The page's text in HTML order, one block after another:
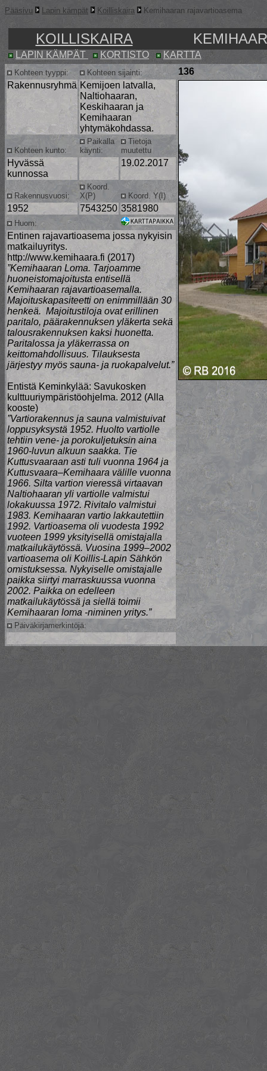
Pääsivu Lapin kämpät Koilliskaira Kemihaaran rajavartioasema
KOILLISKAIRA
LAPIN KÄMPÄT KORTISTO KARTTA
Kohteen tyyppi: Kohteen sijainti:
136
Rakennusryhmä Kemijoen latvalla,
Naltiohaaran,
Keskihaaran ja
Kemihaaran
yhtymäkohdassa.
Kohteen kunto:
Paikalla
käynti:
Tietoja
muutettu
Hyvässä
kunnossa
19.02.2017
Rakennusvuosi:
Koord.
X(P)
Koord. Y(I)
1952 7543250 3581980
Huom:
Entinen rajavartioasema jossa nykyisin
matkailuyritys.
http://www.kemihaara.fi (2017)
”Kemihaaran Loma. Tarjoamme
huoneistomajoitusta entisellä
Kemihaaran rajavartioasemalla.
Majoituskapasiteetti on enimmillään 30
henkeä. Majoitustiloja ovat erillinen
paritalo, päärakennuksen yläkerta sekä
talousrakennuksen kaksi huonetta.
Paritalossa ja yläkerrassa on
keittomahdollisuus. Tilauksesta
järjestyy myös sauna- ja ruokapalvelut.”
Entistä Keminkylää: Savukosken
kulttuuriympäristöohjelma. 2012 (Alla
kooste)
”Vartiorakennus ja sauna valmistuivat
loppusyksystä 1952. Huolto vartiolle
tehtiin vene- ja porokuljetuksin aina
1960-luvun alkuun saakka. Tie
Kuttusvaaraan asti tuli vuonna 1964 ja
Kuttusvaara–Kemihaara välille vuonna
1966. Silta vartion vieressä virtaavan
Naltiohaaran yli vartiolle valmistui
lokakuussa 1972. Rivitalo valmistui
1983. Kemihaaran vartio lakkautettiin
1992. Vartioasema oli vuodesta 1992
vuoteen 1999 yksityisellä omistajalla
matkailukäytössä. Vuosina 1999–2002
vartioasema oli Koillis-Lapin Sähkön
omistuksessa. Nykyiselle omistajalle
paikka siirtyi marraskuussa vuonna
2002. Paikka on edelleen
matkailukäytössä ja siellä toimii
Kemihaaran loma -niminen yritys.”
Päiväkirjamerkintöjä: